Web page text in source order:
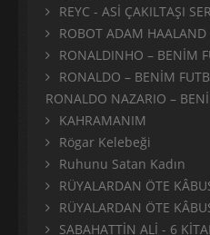
REYC - ASİ ÇAKILTAŞI
ROBOT ADAM HAALAND
RONALDINHO – BENİM
RONALDO – BENİM
RONALDO NAZARIO –
KAHRAMANIM
Rögar Kelebeği
Ruhunu Satan Kadın
RÜYALARDAN ÖTE
RÜYALARDAN ÖTE
SABAHATTİN ALİ - 6